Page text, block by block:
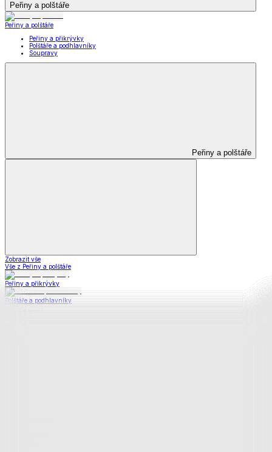
Peřiny a polštáře
Peřiny a polštáře
Peřiny a přikrývky
Polštáře a podhlavníky
Soupravy
Peřiny a polštáře
Zobrazit vše
Vše z Peřiny a polštáře
Peřiny a přikrývky
Polštáře a podhlavníky